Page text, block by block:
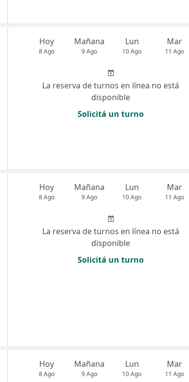
Hoy
8 Ago
Mañana
9 Ago
Lun
10 Ago
Mar
11 Ago
La reserva de turnos en línea no está
disponible
Solicitá un turno
Hoy
8 Ago
Mañana
9 Ago
Lun
10 Ago
Mar
11 Ago
La reserva de turnos en línea no está
disponible
Solicitá un turno
Hoy
8 Ago
Mañana
9 Ago
Lun
10 Ago
Mar
11 Ago